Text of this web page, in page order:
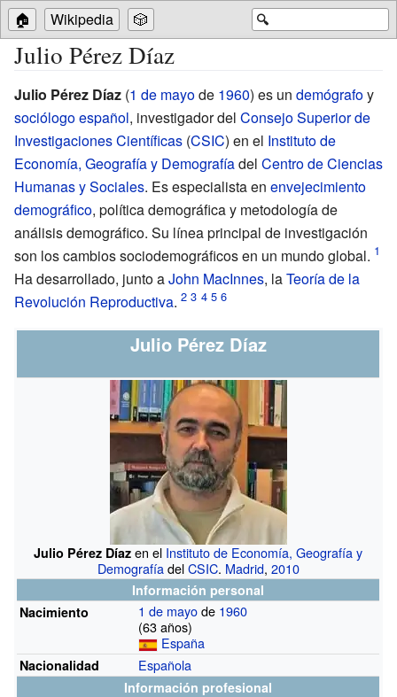
🔍
🏠 Wikipedia 🎲
Julio Pérez Díaz
Julio Pérez Díaz (1 de mayode 1960) es un demógrafoy
sociólogoespañol, investigador del Consejo Superior de
Investigaciones Científicas (CSIC) en el Instituto de
Economía, Geografía y Demografíadel Centro de Ciencias
Humanas y Sociales. Es especialista en envejecimiento
demográfico, política demográfica y metodología de
análisis demográfico. Su línea principal de investigación
son los cambios sociodemográficos en un mundo global.
Ha desarrollado, junto aJohn MacInnes, laTeoría de la
Revolución Reproductiva.
Julio Pérez Díaz
Julio Pérez Díaz en el Instituto de Economía, Geografía y
DemografíadelCSIC. Madrid, 2010
Información personal
Nacimiento
1 de mayode 1960
(63años)
España
Nacionalidad Española
Información profesional